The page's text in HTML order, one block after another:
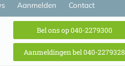
Aanmelden Contact
Bel ons op 040-2279300
Aanmeldingen bel 040-2279328